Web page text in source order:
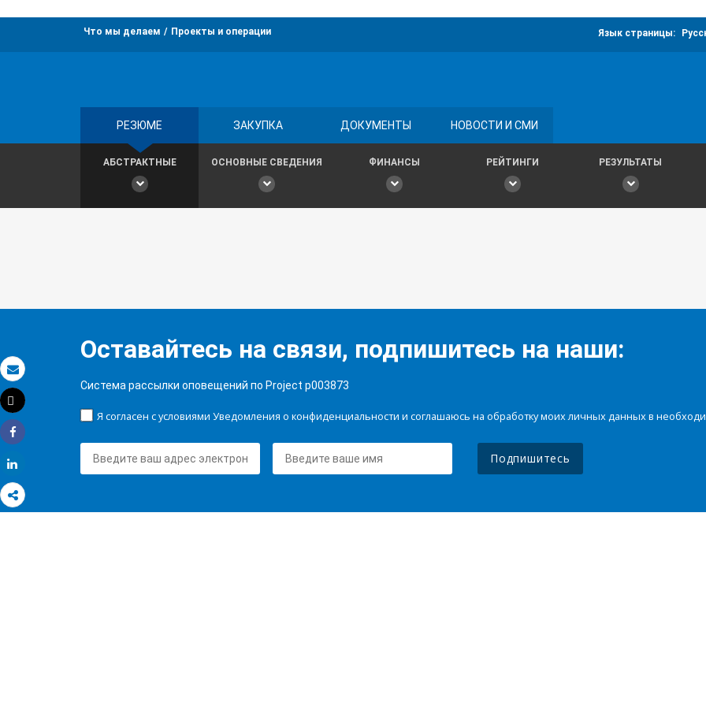
Электронная почта
Распечатать
Tweet
Share
Что мы делаем Проекты и операции Язык страницы:
РЕЗЮМЕ ЗАКУПКА ДОКУМЕНТЫ НОВОСТИ И СМИ
АБСТРАКТНЫЕ ОСНОВНЫЕ СВЕДЕНИЯ ФИНАНСЫ РЕЙТИНГИ РЕЗУЛЬТАТЫ
Оставайтесь на связи, подпишитесь на наши:
Система рассылки оповещений по Project p003873
Я согласен с условиями Уведомления о конфиденциальности и соглашаюсь на обработку моих личных данных в
Подпишитесь